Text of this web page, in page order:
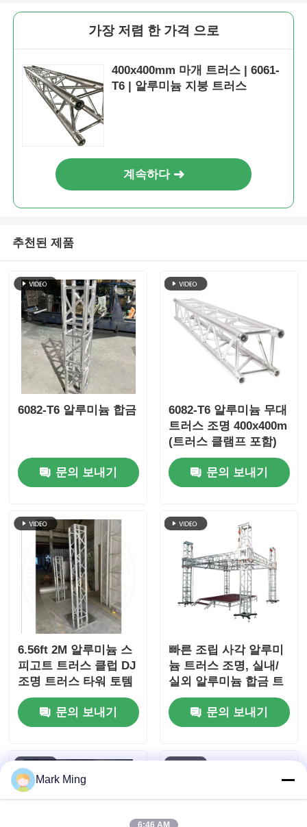
알루미늄 볼트 스퀘어 트러스
알루미늄 트러스 시스템
알루미늄 단계 플랫폼
레이어 트레이스
콘서트 조명 트러스
LED 디스플레이 브래킷
비행 케이스
스테이지 조명 클램프
원형 트러스
가장 저렴 한 가격 으로
400x400mm 마개 트러스 | 6061-
T6 | 알루미늄 지붕 트러스
계속하다
추천된 제품
6082-T6 알루미늄 합금
문의 보내기
6082-T6 알루미늄 무대
트러스 조명 400x400m
(트러스 클램프 포함)
문의 보내기
6.56ft 2M 알루미늄 스
피고트 트러스 클럽 DJ
조명 트러스 타워 토템
문의 보내기
빠른 조립 사각 알루미
늄 트러스 조명, 실내/
실외 알루미늄 합금 트
러스
문의 보내기
Mark Ming
6:46 AM